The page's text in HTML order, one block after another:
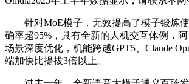
针对MoE模子，无效提高了模子锻炼使
确率超95%，具有全新的人机交互体例，
场景深度优化，机能跨越GPT5、Claude
端加快比提拔3倍以上。